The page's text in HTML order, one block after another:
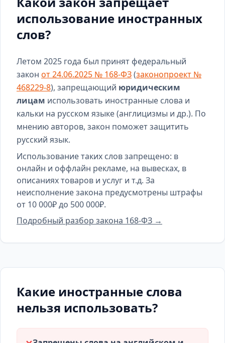
использование иностранных
слов?
Летом 2025 года был принят федеральный
закон от 24.06.2025 № 168-ФЗ(законопроект №
468229-8), запрещающий юридическим
лицам использовать иностранные слова и
кальки на русском языке (англицизмы и др.). По
мнению авторов, закон поможет защитить
русский язык.
Использование таких слов запрещено: в
онлайн и оффлайн рекламе, на вывесках, в
описаниях товаров и услуг и т.д. За
неисполнение закона предусмотрены штрафы
от 10 000₽ до 500 000₽.
Подробный разбор закона 168-ФЗ →
Какие иностранные слова
нельзя использовать?